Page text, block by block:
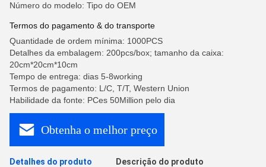
Número do modelo: Tipo do OEM
Termos do pagamento & do transporte
Quantidade de ordem mínima: 1000PCS
Detalhes da embalagem: 200pcs/box; tamanho da caixa:
20cm*20cm*10cm
Tempo de entrega: dias 5-8working
Termos de pagamento: L/C, T/T, Western Union
Habilidade da fonte: PCes 50Million pelo dia
Obtenha o melhor preço
Detalhes do produto Descrição do produto